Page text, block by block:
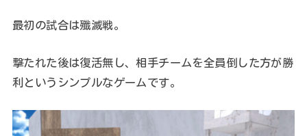
最初の試合は殲滅戦。
撃たれた後は復活無し、相手チームを全員倒した方が勝
利というシンプルなゲームです。